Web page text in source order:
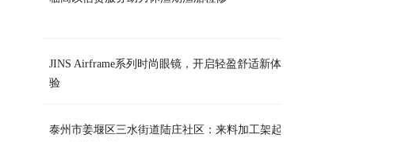
JINS Airframe系列时尚眼镜，开启轻盈舒适新体
验
泰州市姜堰区三水街道陆庄社区：来料加工架起